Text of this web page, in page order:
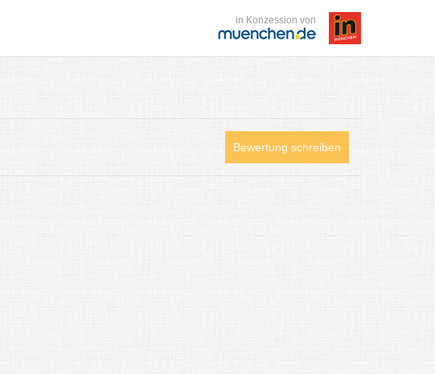
in Konzession von
Bewertung schreiben